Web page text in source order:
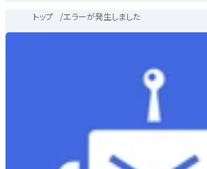
トップ /エラーが発生しました